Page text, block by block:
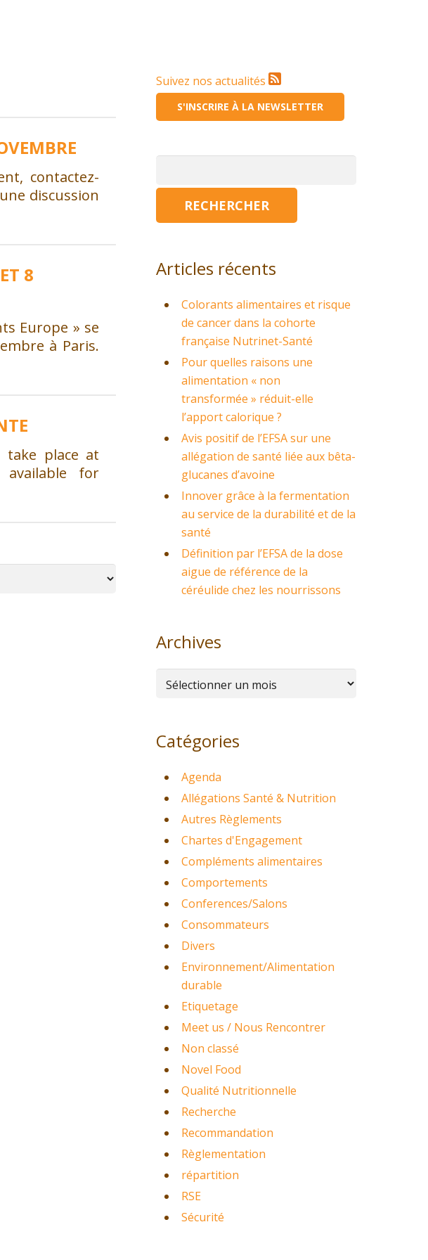
contactez-
discussion
8
Europe » se
à Paris.
place at
for
Suivez nos actualités
S'INSCRIRE À LA NEWSLETTER
Articles récents
Colorants alimentaires et risque
de cancer dans la cohorte
française Nutrinet-Santé
Pour quelles raisons une
alimentation « non
transformée » réduit-elle
l’apport calorique ?
Avis positif de l’EFSA sur une
allégation de santé liée aux bêta-
glucanes d’avoine
Innover grâce à la fermentation
au service de la durabilité et de la
santé
Définition par l’EFSA de la dose
aigue de référence de la
céréulide chez les nourrissons
Archives
Archives
Catégories
Agenda
Allégations Santé & Nutrition
Autres Règlements
Chartes d'Engagement
Compléments alimentaires
Comportements
Conferences/Salons
Consommateurs
Divers
Environnement/Alimentation
durable
Etiquetage
Meet us / Nous Rencontrer
Non classé
Novel Food
Qualité Nutritionnelle
Recherche
Recommandation
Règlementation
répartition
RSE
Sécurité